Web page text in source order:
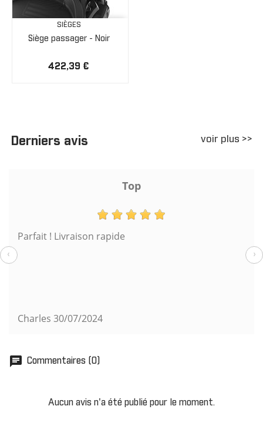
SIÈGES
Siège passager - Noir
422,39 €
Derniers avis voir plus >>
Top
Parfait ! Livraison rapide
Charles 30/07/2024
‹ ›
chat Commentaires (0)
Aucun avis n'a été publié pour le moment.